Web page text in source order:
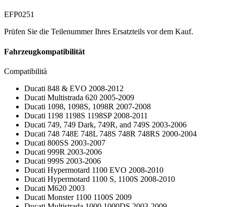
EFP0251
Prüfen Sie die Teilenummer Ihres Ersatzteils vor dem Kauf.
Fahrzeugkompatibilität
Compatibilità
Ducati 848 & EVO 2008-2012
Ducati Multistrada 620 2005-2009
Ducati 1098, 1098S, 1098R 2007-2008
Ducati 1198 1198S 1198SP 2008-2011
Ducati 749, 749 Dark, 749R, and 749S 2003-2006
Ducati 748 748E 748L 748S 748R 748RS 2000-2004
Ducati 800SS 2003-2007
Ducati 999R 2003-2006
Ducati 999S 2003-2006
Ducati Hypermotard 1100 EVO 2008-2010
Ducati Hypermotard 1100 S, 1100S 2008-2010
Ducati M620 2003
Ducati Monster 1100 1100S 2009